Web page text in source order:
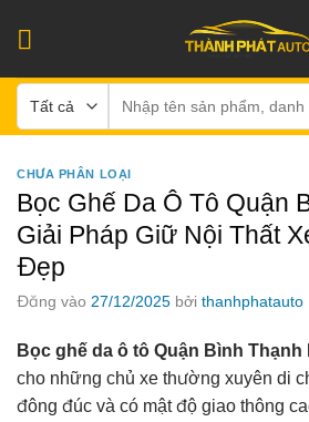
kiếm:
CHƯA PHÂN LOẠI
Bọc Ghế Da Ô Tô Quận
Giải Pháp Giữ Nội Thất
Đẹp
Đăng vào 27/12/2025 bởi thanhphatauto
Bọc ghế da ô tô Quận Bình Thạnh
cho những chủ xe thường xuyên di
đông đúc và có mật độ giao thông